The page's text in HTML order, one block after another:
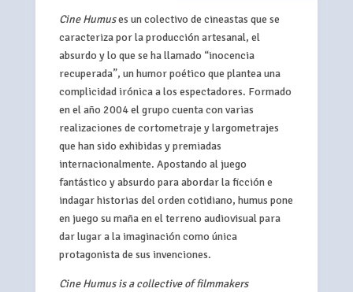
Cine Humuses un colectivo de cineastas que se
caracteriza por la producción artesanal, el
absurdo y lo que se ha llamado “inocencia
recuperada”, un humor poético que plantea una
complicidad irónica a los espectadores. Formado
en el año 2004 el grupo cuenta con varias
realizaciones de cortometraje y largometrajes
que han sido exhibidas y premiadas
internacionalmente. Apostando al juego
fantástico y absurdo para abordar la ficción e
indagar historias del orden cotidiano, humus pone
en juego su maña en el terreno audiovisual para
dar lugar a la imaginación como única
protagonista de sus invenciones.
Cine Humus is a collective of filmmakers